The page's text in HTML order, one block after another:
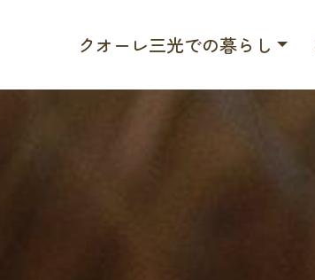
クオーレ三光での暮らし